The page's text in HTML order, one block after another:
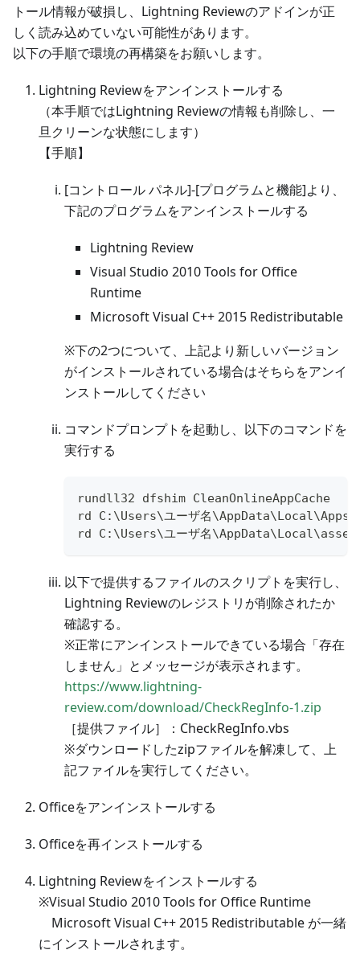
トール情報が破損し、Lightning Reviewのアドインが正
しく読み込めていない可能性があります。
以下の手順で環境の再構築をお願いします。
Lightning Reviewをアンインストールする
（本手順ではLightning Reviewの情報も削除し、一
旦クリーンな状態にします）
【手順】
[コントロール パネル]-[プログラムと機能]より、
下記のプログラムをアンインストールする
Lightning Review
Visual Studio 2010 Tools for Office
Runtime
Microsoft Visual C++ 2015 Redistributable
※下の2つについて、上記より新しいバージョン
がインストールされている場合はそちらをアンイ
ンストールしてください
コマンドプロンプトを起動し、以下のコマンドを
実行する
rundll32 dfshim CleanOnlineAppCache
rd C:\Users\ユーザ名
rd C:\Users\ユーザ名
以下で提供するファイルのスクリプトを実行し、
Lightning Reviewのレジストリが削除されたか
確認する。
※正常にアンインストールできている場合「存在
しません」とメッセージが表示されます。
https://www.lightning-
review.com/download/CheckRegInfo-1.zip
［提供ファイル］：CheckRegInfo.vbs
※ダウンロードしたzipファイルを解凍して、上
記ファイルを実行してください。
Officeをアンインストールする
Officeを再インストールする
Lightning Reviewをインストールする
※Visual Studio 2010 Tools for Office Runtime
Microsoft Visual C++ 2015 Redistributable が一緒
にインストールされます。